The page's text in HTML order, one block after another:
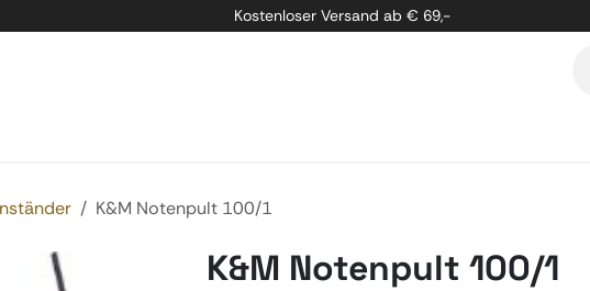
Kostenloser Versand ab € 69,-
K&M Notenpult 100/1
K&M Notenpult 100/1